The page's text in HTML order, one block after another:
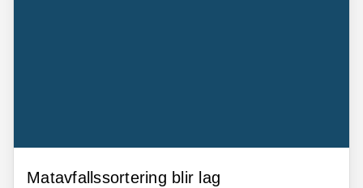
Matavfallssortering blir lag